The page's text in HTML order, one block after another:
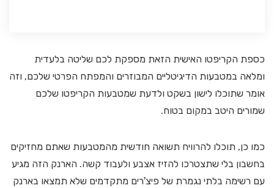
כספת הקריפטו האישית הזאת מספקת לכם שליטה בלעדית
ומלאה במטבעות הדיגיטליים המבוזרים והמפתח הפרטי שלכם, וזה
אומר שתוכלו לישון בשקט ולדעת שמטבעות הקריפטו שלכם
שמורים היטב במקום בטוח.
כמו כן, תוכלו להרוויח תשואה חודשית מהמטבעות שאתם מחזיקים
בחשבון בלי שתצטרכו להזיז אצבע ולעבוד קשה. הארנק הזה מגיע
עם רשימה בלתי נגמרת של פיצ'רים מתקדמים שלא תמצאו בארנק